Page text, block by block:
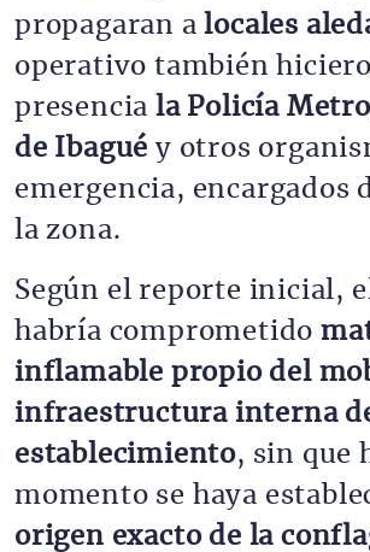
propagaran alocales
operativo también
presenciala Policía
de Ibagué y otros
emergencia, encargados
la zona.
Según el reporte inicial,
habría comprometido
inflamable propio del
infraestructura interna
establecimiento, sin que
momento se haya
origen exacto de la